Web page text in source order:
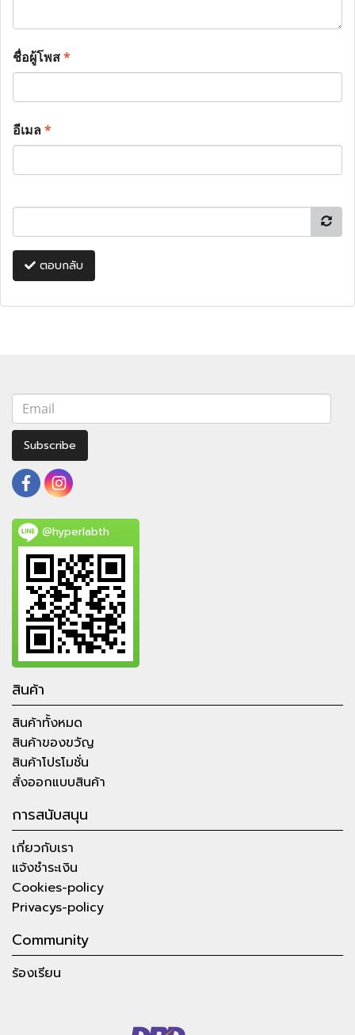
ชื่อผู้โพส*
อีเมล*
ตอบกลับ
Subscribe
@hyperlabth
สินค้า
สินค้าทั้งหมด
สินค้าของขวัญ
สินค้าโปรโมชั่น
สั่งออกแบบสินค้า
การสนับสนุน
เกี่ยวกับเรา
แจ้งชำระเงิน
Cookies-policy
Privacys-policy
Community
ร้องเรียน